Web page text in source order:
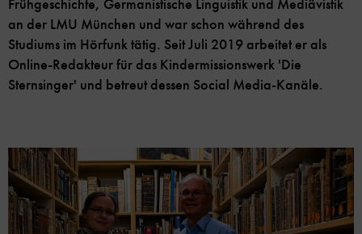
Frühgeschichte, Germanistische Linguistik und Mediävistik
an der LMU München und war schon während des
Studiums im Hörfunk tätig. Seit Juli 2019 arbeitet er als
Online-Redakteur für das Kindermissionswerk 'Die
Sternsinger' und betreut dessen Social Media-Kanäle.